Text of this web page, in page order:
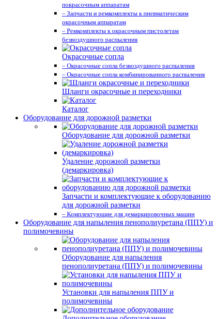
покрасочным аппаратам
– Запчасти и ремкомплекты к пневматическим
окрасочным аппаратам
– Ремкомплекты к окрасочным пистолетам
безвоздушного распыления
Окрасочные сопла
– Окрасочные сопла безвоздушного распыления
– Окрасочные сопла комбинированного распыления
Шланги окрасочные и переходники
Каталог
Оборудование для дорожной разметки
Оборудование для дорожной разметки
Удаление дорожной разметки
(демаркировка)
Запчасти и комплектующие к оборудованию
для дорожной разметки
– Комплектующие для демаркировочных машин
Оборудование для напыления пенополиуретана (ППУ) и
полимочевины
Оборудование для напыления
пенополиуретана (ППУ) и полимочевины
Установки для напыления ППУ и
полимочевины